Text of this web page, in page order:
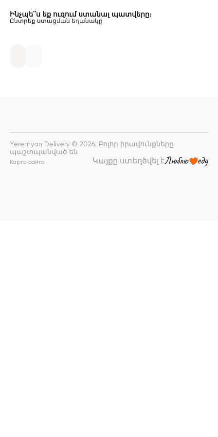
Ինչպե՞ս եք ուզում ստանալ պատվերը։
Ընտրեք ստացման եղանակը
Yeremyan Delivery © 2026. Բոլոր իրավունքները
պաշտպանված են
Карта сайта Կայքը ստեղծվել է